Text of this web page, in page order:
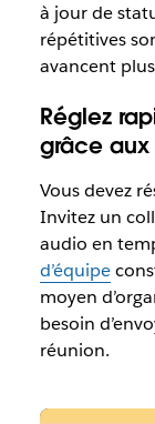
à jour de
répétitives
avancent
Réglez
grâce aux
Vous devez
Invitez un
audio en
d’équipe
moyen
besoin
réunion.